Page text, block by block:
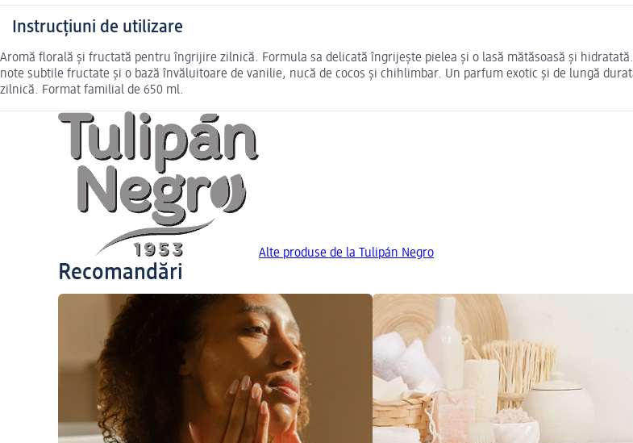
Instrucțiuni de utilizare
Aromă florală și fructată pentru îngrijire zilnică. Formula sa delicată îngrijește pielea și o lasă mătăsoasă și
note subtile fructate și o bază învăluitoare de vanilie, nucă de cocos și chihlimbar. Un parfum exotic și de lungă
zilnică. Format familial de 650 ml.
Alte produse de la Tulipán Negro
Recomandări